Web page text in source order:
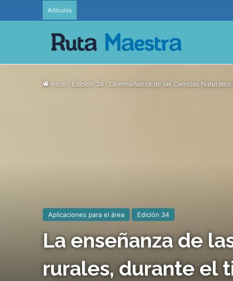
Artículos
Inicio /Edición 34 /La enseñanza de las Ciencias
Aplicaciones para el área Edición 34
La enseñanza de
rurales, durante el